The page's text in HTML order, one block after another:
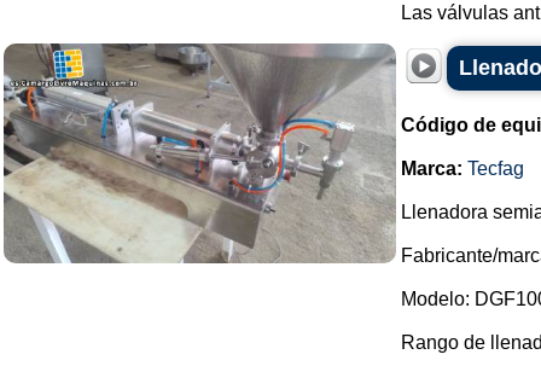
Las válvulas
Código de
Marca: Tecfag
Llenadora
Fabricante/
Modelo:
Rango de